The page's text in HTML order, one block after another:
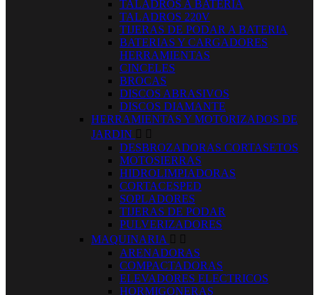
TALADROS A BATERÍA
TALADROS 220V
TIJERAS DE PODAR A BATERIA
BATERIAS Y CARGADORES
HERRAMIENTAS
CINCELES
BROCAS
DISCOS ABRASIVOS
DISCOS DIAMANTE
HERRAMIENTAS Y MOTORIZADOS DE
JARDIN  
DESBROZADORAS CORTASETOS
MOTOSIERRAS
HIDROLIMPIADORAS
CORTACESPED
SOPLADORES
TIJERAS DE PODAR
PULVERIZADORES
MAQUINARIA  
ARENADORAS
COMPACTADORAS
ELEVADORES ELECTRICOS
HORMIGONERAS